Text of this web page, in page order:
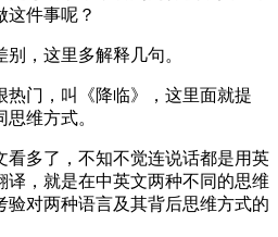
这件事呢？
，这里多解释几句。
热门，叫《降临》，这里面就提
维方式。
看多了，不知不觉连说话都是用英
译，就是在中英文两种不同的思维
验对两种语言及其背后思维方式的